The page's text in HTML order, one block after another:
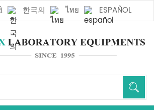
한국의 ไทย ESPAÑOL